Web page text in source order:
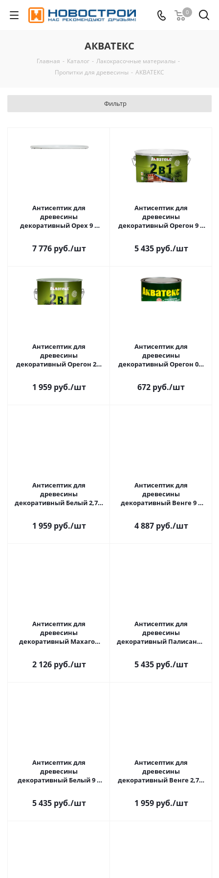
0
АКВАТЕКС
Главная - Каталог - Лакокрасочные материалы -
Пропитки для древесины - АКВАТЕКС
Фильтр
Антисептик для
древесины
декоративный Орех 9 л
7 776 руб./шт
Антисептик для
древесины
декоративный Орегон 9 л
5 435 руб./шт
Антисептик для
древесины
декоративный Орегон 2,7
1 959 руб./шт
Антисептик для
древесины
декоративный Орегон 0,8
672 руб./шт
Антисептик для
древесины
декоративный Белый 2,7 л
1 959 руб./шт
Антисептик для
древесины
декоративный Венге 9 л
4 887 руб./шт
Антисептик для
древесины
декоративный Махагон
2 126 руб./шт
Антисептик для
древесины
декоративный Палисандр
5 435 руб./шт
Антисептик для
древесины
декоративный Белый 9 л
5 435 руб./шт
Антисептик для
древесины
декоративный Венге 2,7 л
1 959 руб./шт